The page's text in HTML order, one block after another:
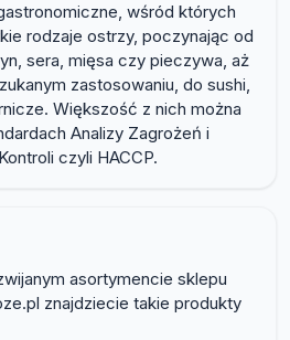
wśród których
rodzaje ostrzy, poczynając od
sera, mięsa czy pieczywa, aż
zastosowaniu, do sushi,
Większość z nich można
Analizy Zagrożeń i
czyli HACCP.
asortymencie sklepu
znajdziecie takie produkty